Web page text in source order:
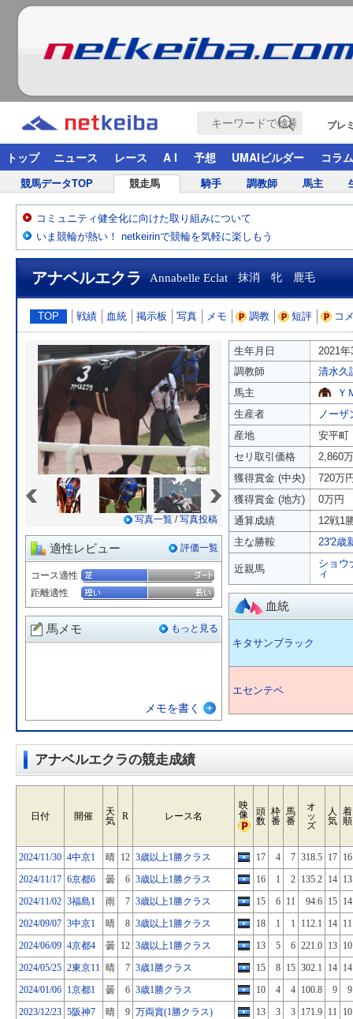
プレ
トップ ニュース レース A I 予想 UMAIビルダー コラム
競馬データTOP 競走馬 騎手 調教師 馬主
コミュニティ健全化に向けた取り組みについて
いま競輪が熱い！ netkeirinで競輪を気軽に楽しもう
アナベルエクラ Annabelle Eclat 抹消 牝 鹿毛
TOP 戦績 血統 掲示板 写真 メモ 調教 短評 コ
写真一覧 /写真投稿
適性レビュー 評価一覧
コース適性
距離適性
馬メモ もっと見る
メモを書く
生年月日
2021
調教師
清水久
馬主
Ｙ
生産者
ノーザ
産地
安平町
セリ取引価格
2,860
獲得賞金 (中央)
720万
獲得賞金 (地方)
0万円
通算成績
12戦1
主な勝鞍
23'2歳
近親馬
ショウ
ィ
血統
キタサンブラック
エセンテペ
アナベルエクラの競走成績
日付 開催
天
気
R レース名
映
像
頭
数
枠
番
馬
番
オ
ッ
ズ
人
気
着
順
2024/11/30 4中京1 晴 12 3歳以上1勝クラス 17 4 7 318.5 17 16
2024/11/17 6京都6 曇 6 3歳以上1勝クラス 16 1 2 135.2 14 13
2024/11/02 3福島1 雨 7 3歳以上1勝クラス 15 6 11 94.6 15 14
2024/09/07 3中京1 晴 8 3歳以上1勝クラス 18 1 1 112.1 14 11
2024/06/09 4京都4 曇 12 3歳以上1勝クラス 13 5 6 221.0 13 10
2024/05/25 2東京11 晴 7 3歳1勝クラス 15 8 15 302.1 14 14
2024/01/06 1京都1 曇 6 3歳1勝クラス 10 4 4 100.8 9
9
2023/12/23 5阪神7 晴 9 万両賞(1勝クラス) 13 3 3 171.9 11
10